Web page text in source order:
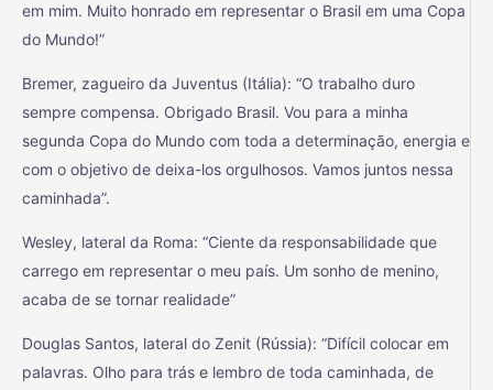
em mim. Muito honrado em representar o Brasil em uma Copa
do Mundo!”
Bremer, zagueiro da Juventus (Itália): “O trabalho duro
sempre compensa. Obrigado Brasil. Vou para a minha
segunda Copa do Mundo com toda a determinação, energia e
com o objetivo de deixa-los orgulhosos. Vamos juntos nessa
caminhada”.
Wesley, lateral da Roma: “Ciente da responsabilidade que
carrego em representar o meu país. Um sonho de menino,
acaba de se tornar realidade”
Douglas Santos, lateral do Zenit (Rússia): “Difícil colocar em
palavras. Olho para trás e lembro de toda caminhada, de